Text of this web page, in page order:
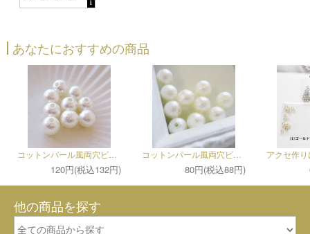
あなたにおすすめの商品
コットンパール風両穴ビーズ～10mm～（10個セット）
120円(税込132円)
コットンパール風両穴ビーズ～6mm～（10個セット）
80円(税込88円)
他の商品を探す